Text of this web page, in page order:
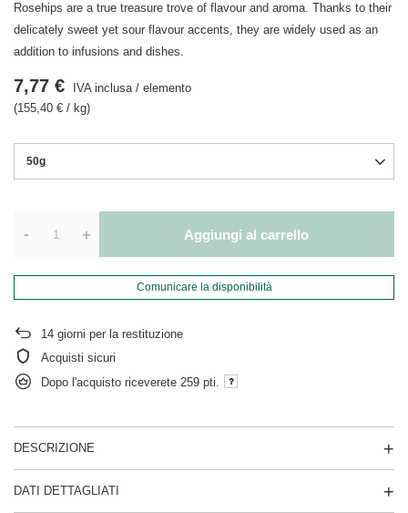
Rosehips are a true treasure trove of flavour and aroma. Thanks to their
delicately sweet yet sour flavour accents, they are widely used as an
addition to infusions and dishes.
50g
7,77 € IVA inclusa/ elemento
(155,40 € / kg)
- + Aggiungi al carrello
Comunicare la disponibilità
14 giorni per la restituzione
Acquisti sicuri
Dopo l'acquisto riceverete 259 pti.
DESCRIZIONE
DATI DETTAGLIATI